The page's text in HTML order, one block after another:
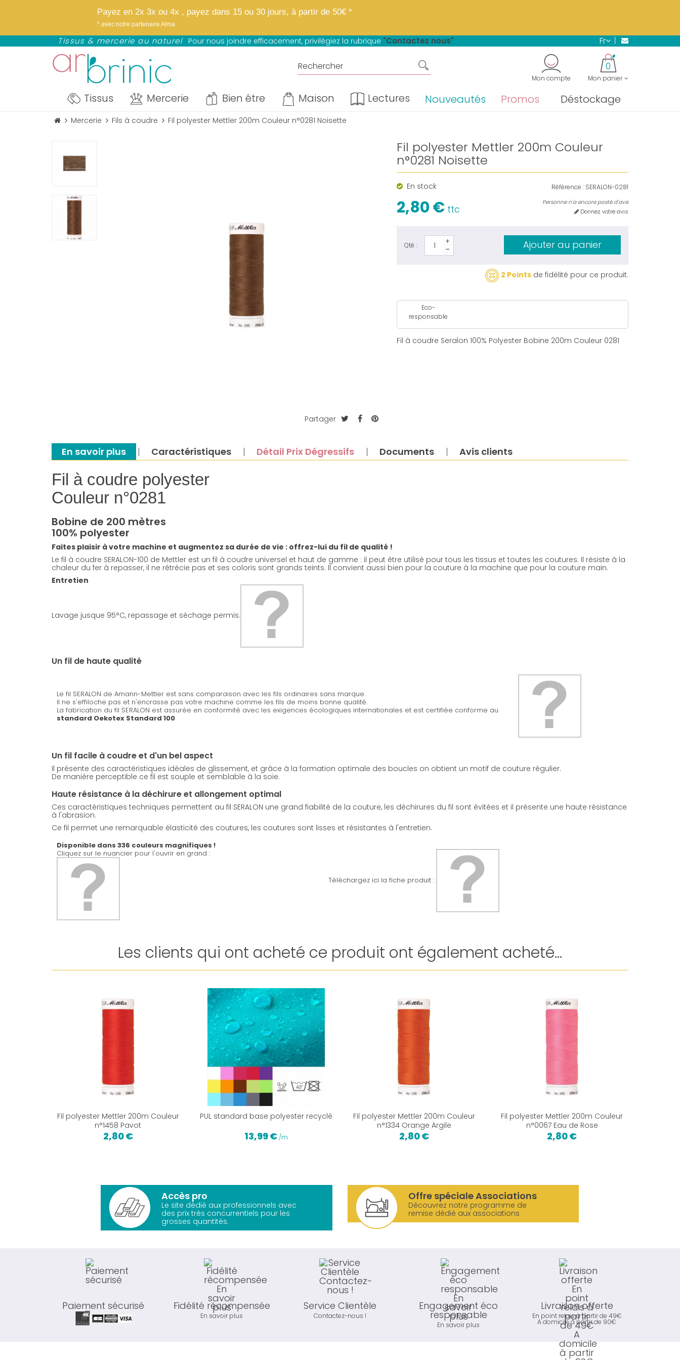
✨ Bientôt : notre boutique fait peau neuve. Mêmes matières, mêmes prix, mêmes avantages.
Payez en 2x 3x ou 4x , payez dans 15 ou 30 jours, à partir de 50€ *
* avec notre partenaire Alma
NOUVEAU : avez Paypal profitez du paiement en 4 fois sans frais*
*selon éligibilité définie par Paypal
Tissus & mercerie au naturel Pour nous joindre efficacement, privilégiez la rubrique "Contactez nous" fr
Mon panier
0
Mon compte
Tissus Mercerie Bien être Maison Lectures Nouveautés Promos Déstockage
Mercerie Fils à coudre Fil polyester Mettler 200m Couleur n°0281 Noisette
Partager
Fil polyester Mettler 200m Couleur
n°0281 Noisette
Référence : SERALON-0281
En stock
Personne n'a encore posté d'avis
Donnez votre avis
2,80 € ttc
Qté : Ajouter au panier
2 Pointsde fidélité pour ce produit.
Eco-
responsable
Fil à coudre Seralon 100% Polyester Bobine 200m Couleur 0281
En savoir plus Caractéristiques Détail Prix Dégressifs Documents Avis clients
Fil à coudre polyester
Couleur n°0281
Bobine de 200 mètres
100% polyester
Faites plaisir à votre machine et augmentez sa durée de vie : offrez-lui du fil de qualité !
Le fil à coudre SERALON-100 de Mettler est un fil à coudre universel et haut de gamme : il peut être utilisé pour tous les tissus et toutes les coutures. Il résiste à la
chaleur du fer à repasser, il ne rétrécie pas et ses coloris sont grands teints. Il convient aussi bien pour la couture à la machine que pour la couture main.
Entretien
Lavage jusque 95°C, repassage et séchage permis.
Un fil de haute qualité
Le fil SERALON de Amann-Mettler est sans comparaison avec les fils ordinaires sans marque.
Il ne s'effiloche pas et n'encrasse pas votre machine comme les fils de moins bonne qualité.
La fabrication du fil SERALON est assurée en conformité avec les exigences écologiques internationales et est certifiée conforme au
standard Oekotex Standard 100
Un fil facile à coudre et d'un bel aspect
Il présente des caractéristiques idéales de glissement, et grâce à la formation optimale des boucles on obtient un motif de couture régulier.
De manière perceptible ce fil est souple et semblable à la soie.
Haute résistance à la déchirure et allongement optimal
Ces caractéristiques techniques permettent au fil SERALON une grand fiabilité de la couture, les déchirures du fil sont évitées et il présente une haute résistance
à l'abrasion.
Ce fil permet une remarquable élasticité des coutures, les coutures sont lisses et résistantes à l'entretien.
Disponible dans 336 couleurs magnifiques !
Cliquez sur le nuancier pour l'ouvrir en grand :
Téléchargez ici la fiche produit :
Les clients qui ont acheté ce produit ont également acheté...
Fil polyester Mettler 200m Couleur
n°1458 Pavot
2,80 €
PUL standard base polyester recyclé
13,99 € /m
Fil polyester Mettler 200m Couleur
n°1334 Orange Argile
2,80 €
Fil polyester Mettler 200m Couleur
n°0067 Eau de Rose
2,80 €
Accès pro
Le site dédié aux professionnels avec
des prix très concurrentiels pour les
grosses quantités.
Offre spéciale Associations
Découvrez notre programme de
remise dédié aux associations
Paiement sécurisé Fidélité récompensée
En savoir plus
Service Clientèle
Contactez-nous !
Engagement éco
responsable
En savoir plus
Livraison offerte
En point relais à partir de 49€
A domicile à partir de 90€